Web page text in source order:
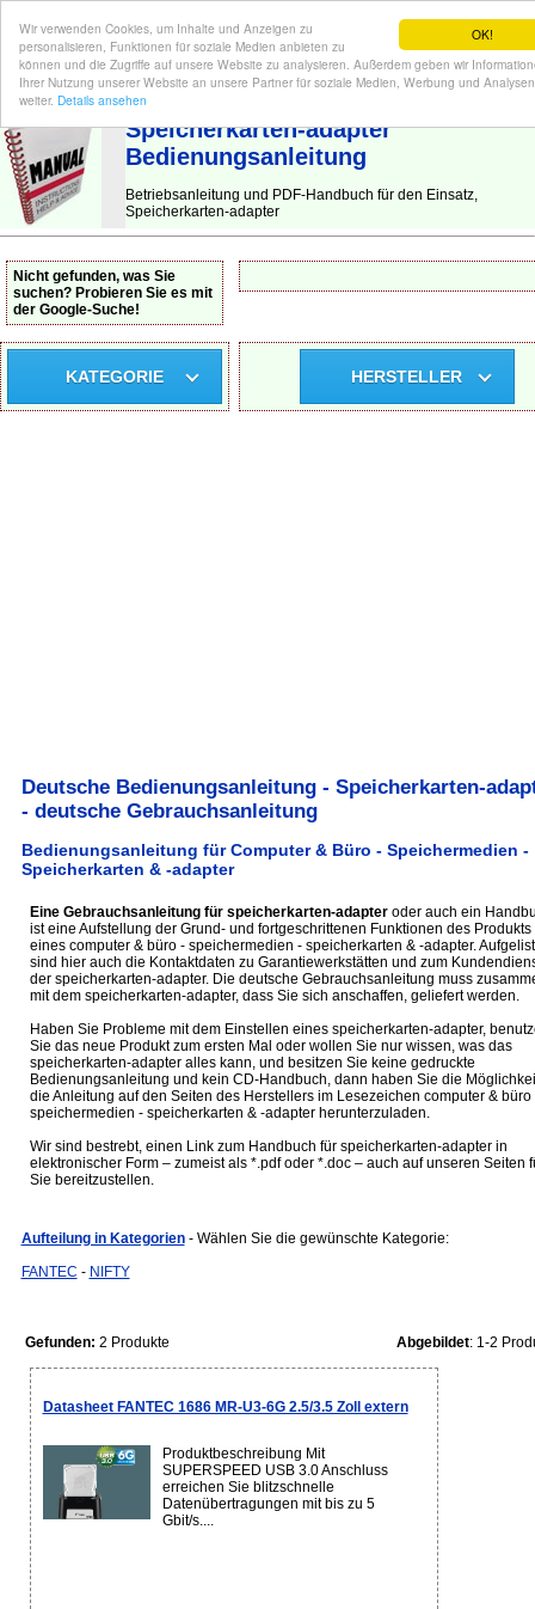
OK!
Wir verwenden Cookies, um Inhalte und Anzeigen zu
personalisieren, Funktionen für soziale Medien anbieten zu
können und die Zugriffe auf unsere Website zu analysieren. Außerdem geben wir
Ihrer Nutzung unserer Website an unsere Partner für soziale Medien, Werbung und Analysen
weiter. Details ansehen
BEDIENUNGSANLEITUNG | Hier finden Sie die deutsche Anleitung!
Speicherkarten-adapter
Bedienungsanleitung
Betriebsanleitung und PDF-Handbuch für den Einsatz,
Speicherkarten-adapter
Nicht gefunden, was Sie
suchen? Probieren Sie es mit
der Google-Suche!
KATEGORIE HERSTELLER
Deutsche Bedienungsanleitung - Speicherkarten-
- deutsche Gebrauchsanleitung
Bedienungsanleitung für Computer & Büro - Speichermedien -
Speicherkarten & -adapter
Eine Gebrauchsanleitung für speicherkarten-adapteroder auch ein
ist eine Aufstellung der Grund- und fortgeschrittenen Funktionen des Produkts
eines computer & büro - speichermedien - speicherkarten & -adapter.
sind hier auch die Kontaktdaten zu Garantiewerkstätten und zum
der speicherkarten-adapter. Die deutsche Gebrauchsanleitung muss
mit dem speicherkarten-adapter, dass Sie sich anschaffen, geliefert werden.
Haben Sie Probleme mit dem Einstellen eines speicherkarten-adapter,
Sie das neue Produkt zum ersten Mal oder wollen Sie nur wissen, was das
speicherkarten-adapter alles kann, und besitzen Sie keine gedruckte
Bedienungsanleitung und kein CD-Handbuch, dann haben Sie die
die Anleitung auf den Seiten des Herstellers im Lesezeichen computer & büro
speichermedien - speicherkarten & -adapter herunterzuladen.
Wir sind bestrebt, einen Link zum Handbuch für speicherkarten-adapter in
elektronischer Form – zumeist als *.pdf oder *.doc – auch auf unseren Seiten
Sie bereitzustellen.
Aufteilung in Kategorien - Wählen Sie die gewünschte Kategorie:
FANTEC - NIFTY
Gefunden: 2 Produkte Abgebildet: 1-2
Datasheet FANTEC 1686 MR-U3-6G 2.5/3.5 Zoll extern
Produktbeschreibung Mit
SUPERSPEED USB 3.0 Anschluss
erreichen Sie blitzschnelle
Datenübertragungen mit bis zu 5
Gbit/s....